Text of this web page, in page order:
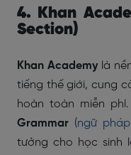
4. Khan
Section)
Khan Academylà
tiếng thế giới, cung
hoàn toàn miễn
Grammar (ngữ
tưởng cho học sinh